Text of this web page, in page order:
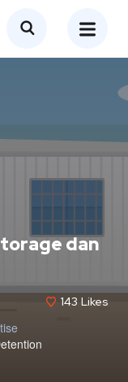
dan
143 Likes